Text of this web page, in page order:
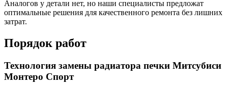
Аналогов у детали нет, но наши специалисты предложат
оптимальные решения для качественного ремонта без лишних
затрат.
Порядок работ
Технология замены радиатора печки Митсубиси
Монтеро Спорт